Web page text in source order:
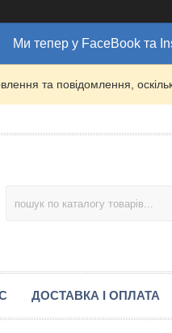
Ми тепер у FaceBook та
та повідомлення,
ДОСТАВКА І ОПЛАТА